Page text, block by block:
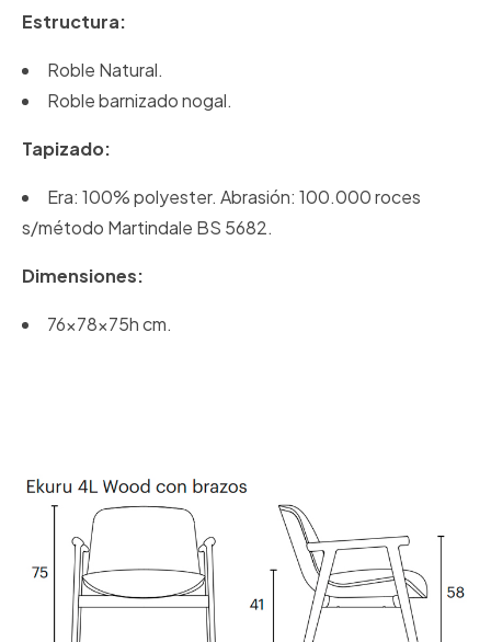
Estructura:
Roble Natural.
Roble barnizado nogal.
Tapizado:
Era: 100% polyester. Abrasión: 100.000 roces
s/método Martindale BS 5682.
Dimensiones:
76x78x75h cm.